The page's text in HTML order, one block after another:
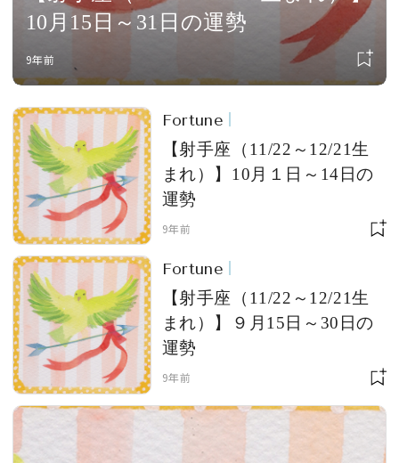
10月15日～31日の運勢
9年前
Fortune
【射手座（11/22～12/21生
まれ）】10月１日～14日の
運勢
9年前
Fortune
【射手座（11/22～12/21生
まれ）】９月15日～30日の
運勢
9年前